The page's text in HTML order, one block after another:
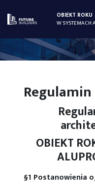
OBIEKT ROKU
W SYSTEMACH
OBIEKT
§1 Postanowienia